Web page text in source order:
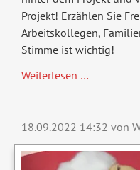
Projekt! Erzählen Sie
Arbeitskollegen,
Stimme ist wichtig!
Weiterlesen …Vereinspreis
18.09.2022 14:32 von